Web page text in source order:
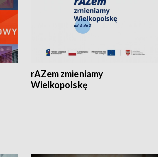
rAZem zmieniamy
Wielkopolskę